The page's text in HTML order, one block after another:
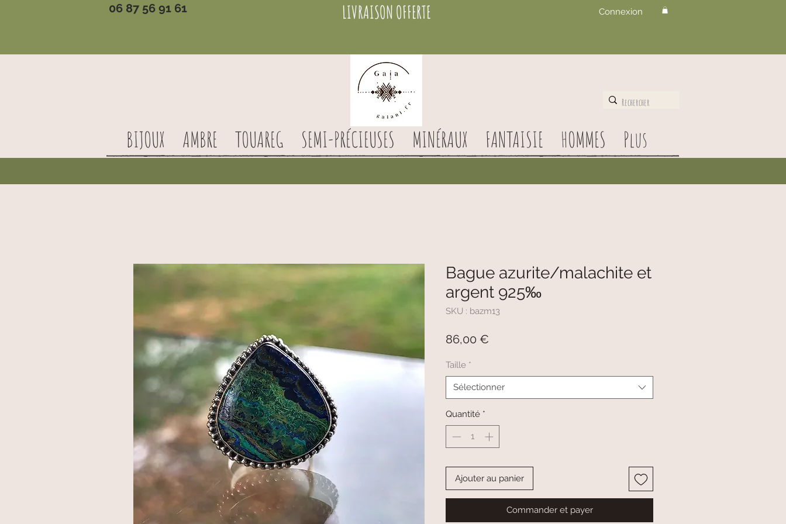
06 87 56 91 61 LIVRAISON OFFERTE Connexion
BIJOUX AMBRE TOUAREG SEMI-PRÉCIEUSES MINÉRAUX FANTAISIE HOMMES Plus
Bague azurite/malachite et
argent 925‰
SKU : bazm13
86,00 €
Taille *
Sélectionner
Quantité *
Ajouter au panier
Commander et payer